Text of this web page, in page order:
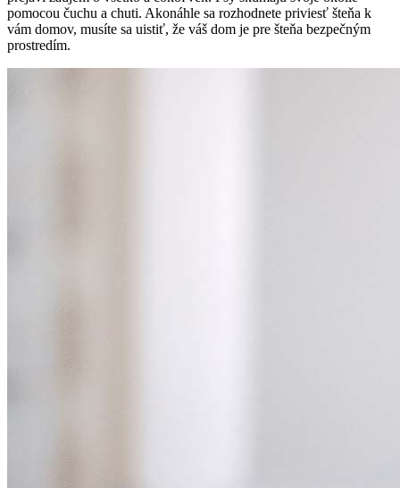
pomocou čuchu a chuti. Akonáhle sa rozhodnete priviesť šteňa k
vám domov, musíte sa uistiť, že váš dom je pre šteňa bezpečným
prostredím.